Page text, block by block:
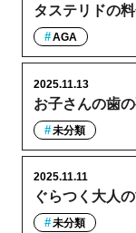
タステリドの
AGA
お子さんの歯
2025.11.13
未分類
ぐらつく大人
2025.11.11
未分類